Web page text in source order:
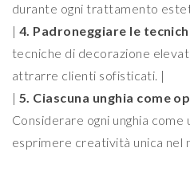
durante ogni trattamento
| 4. Padroneggiare le
tecniche di decorazione
attrarre clienti sofisticati. |
| 5. Ciascuna unghia come
Considerare ogni unghia
esprimere creatività unica nel